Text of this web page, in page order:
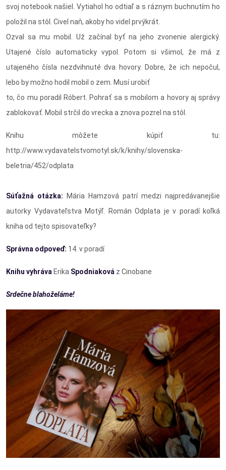
svoj notebook našiel. Vytiahol ho odtiaľ a s ráznym buchnutím ho
položil na stôl. Civel naň, akoby ho videl prvýkrát.
Ozval sa mu mobil. Už začínal byť na jeho zvonenie alergický.
Utajené číslo automaticky vypol. Potom si všimol, že má z
utajeného čísla nezdvihnuté dva hovory. Dobre, že ich nepočul,
lebo by možno hodil mobil o zem. Musí urobiť
to, čo mu poradil Róbert. Pohrať sa s mobilom a hovory aj správy
zablokovať. Mobil strčil do vrecka a znova pozrel na stôl.
Knihu môžete kúpiť tu:
http://www.vydavatelstvomotyl.sk/k/knihy/slovenska-
beletria/452/odplata
Súťažná otázka:
Mária Hamzová patrí medzi najpredávanejšie
autorky Vydavateľstva Motýľ. Román Odplata je v poradí koľká
kniha od tejto spisovateľky?
Správna odpoveď: 14. v poradí
Knihu vyhráva Erika Spodniaková z Cinobane
Srdečne blahoželáme!